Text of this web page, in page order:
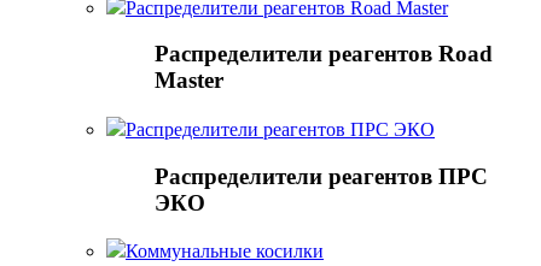
Распределители реагентов Road Master
Распределители реагентов Road
Master
Распределители реагентов ПРС ЭКО
Распределители реагентов ПРС
ЭКО
Коммунальные косилки